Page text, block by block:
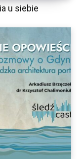
u siebie